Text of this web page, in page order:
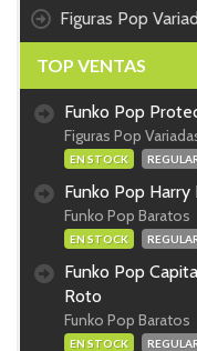
Figuras Pop
TOP VENTAS
Funko Pop
Figuras Pop
EN STOCK
Funko Pop
Funko Pop Baratos
EN STOCK
Funko Pop
Roto
Funko Pop Baratos
EN STOCK